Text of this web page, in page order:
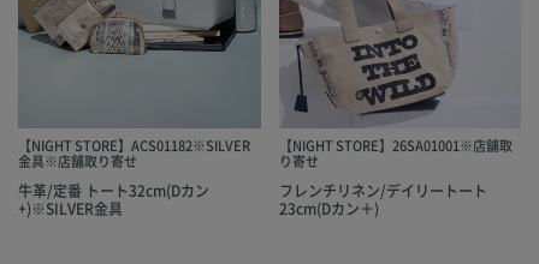
【NIGHT STORE】ACS01182※SILVER
金具※店舗取り寄せ
牛革/定番 トート32cm(Dカン
+)※SILVER金具
【NIGHT STORE】26SA01001※店舗取
り寄せ
フレンチリネン/デイリートート
23cm(Dカン＋)